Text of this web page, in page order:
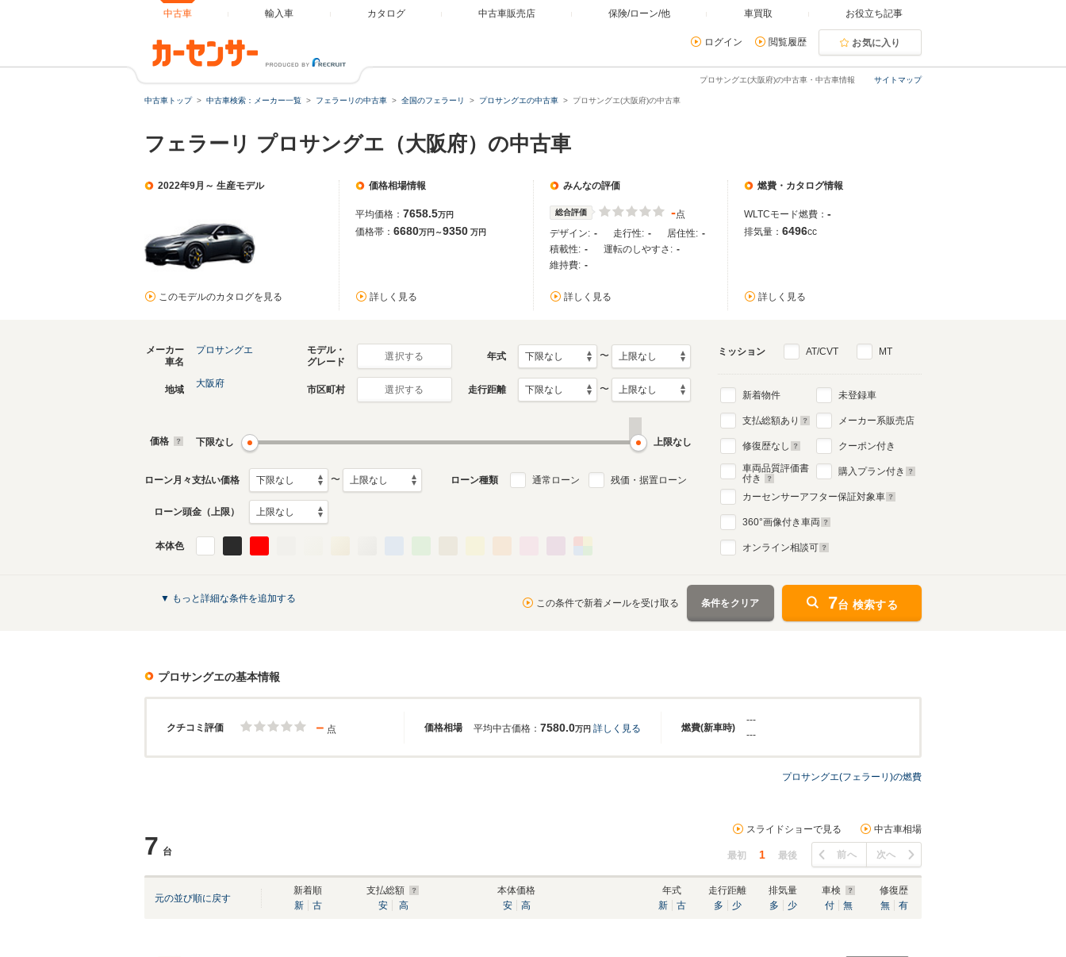
中古車 輸入車 カタログ 中古車販売店 保険/ローン/他 車買取 お役立ち記事
ログイン 閲覧履歴 お気に入り
サイトマップ
プロサングエ(大阪府)の中古車・中古車情報
中古車トップ 中古車検索：メーカー一覧 フェラーリの中古車 全国のフェラーリ プロサングエの中古車 プロサングエ(大阪府)の中古車
フェラーリ プロサングエ（大阪府）の中古車
2022年9月～ 生産モデル
このモデルのカタログを見る
価格相場情報
平均価格： 7658.5万円
価格帯： 6680万円～9350 万円
詳しく見る
みんなの評価
総合評価 -点
デザイン: - 走行性: - 居住性: -
積載性: - 運転のしやすさ: -
維持費: -
詳しく見る
燃費・カタログ情報
WLTCモード燃費： -
排気量： 6496cc
詳しく見る
メーカー
車名
プロサングエ
モデル・
グレード
選択する 年式 〜
地域
大阪府
市区町村 選択する 走行距離 〜
価格 下限なし 上限なし
ローン月々支払い価格 〜 ローン種類 通常ローン 残価・据置ローン
ローン頭金（上限）
本体色
ミッション AT/CVT MT
新着物件
支払総額あり
修復歴なし
車両品質評価書
付き
未登録車
メーカー系販売店
クーポン付き
購入プラン付き
カーセンサーアフター保証対象車
360°画像付き車両
オンライン相談可
▼ もっと詳細な条件を追加する この条件で新着メールを受け取る 条件をクリア 7台 検索する
プロサングエの基本情報
クチコミ評価 価格相場 燃費(新車時)
－ 点 平均中古価格： 7580.0万円 詳しく見る
---
---
プロサングエ(フェラーリ)の燃費
7 台
スライドショーで見る 中古車相場
最初 1 最後 前へ 次へ
元の並び順に戻す
新着順
新
古
支払総額
安
高
本体価格
安
高
年式
新
古
走行距離
多
少
排気量
多
少
車検
付
無
修復歴
無
有